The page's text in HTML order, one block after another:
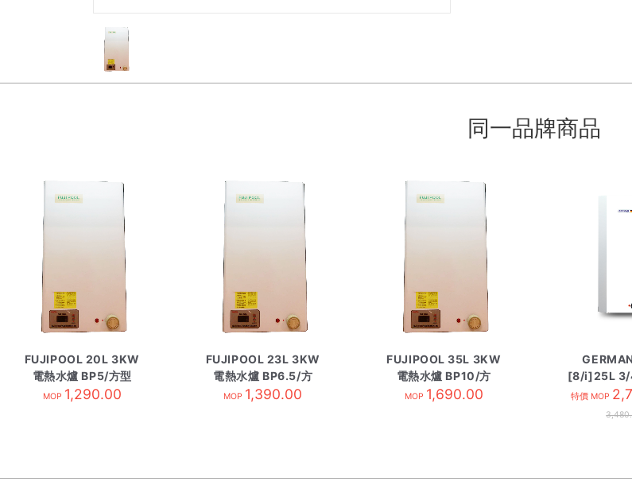
同一品牌商品
FUJIPOOL 20L 3KW
電熱水爐 BP5/方型
MOP 1,290.00
FUJIPOOL 23L 3KW
電熱水爐 BP6.5/方
MOP 1,390.00
FUJIPOOL 35L 3KW
電熱水爐 BP10/方
MOP 1,690.00
[8/i]25L 3/
水爐 GPU-
特價 MOP